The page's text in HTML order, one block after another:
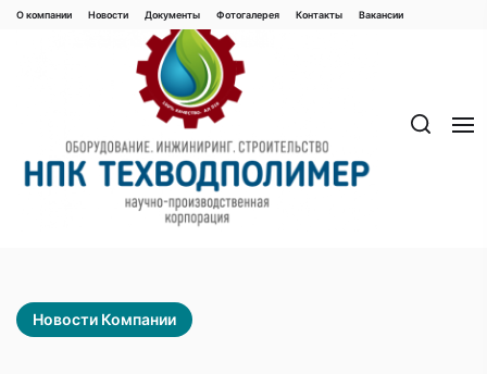
Перейти
Новости Компании
О компании Новости Документы Фотогалерея Контaкты Вакaнсии